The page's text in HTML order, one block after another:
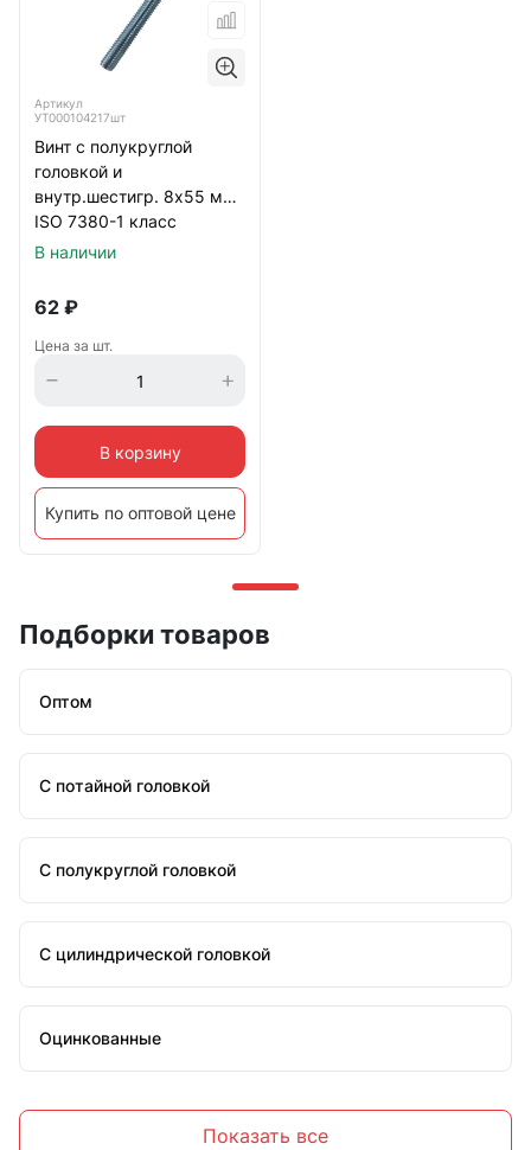
Артикул
УТ000104217шт
Винт с полукруглой
головкой и
внутр.шестигр. 8х55 мм
ISO 7380-1 класс
прочности 10.9,
В наличии
62 ₽
Цена за шт.
В корзину
Купить по оптовой цене
Подборки товаров
Оптом
С потайной головкой
С полукруглой головкой
С цилиндрической головкой
Оцинкованные
Показать все